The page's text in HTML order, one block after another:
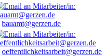
bauamt@gerzen.de
oeffentlichkeitsarbeit@gerzen.de